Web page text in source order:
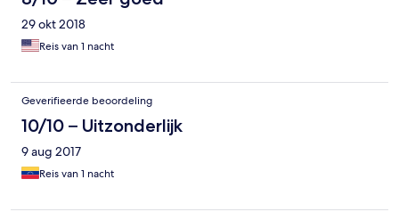
29 okt 2018
Reis van 1 nacht
Geverifieerde beoordeling
10/10 – Uitzonderlijk
9 aug 2017
Reis van 1 nacht